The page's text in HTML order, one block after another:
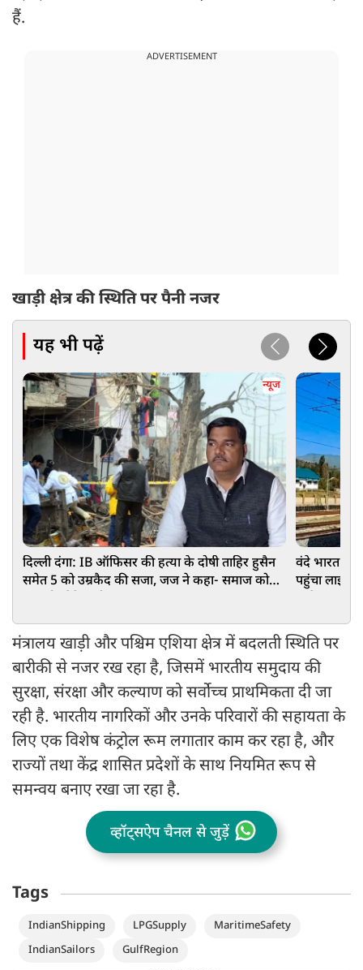
हैं.
ADVERTISEMENT
खाड़ी क्षेत्र की स्थिति पर पैनी नजर
यह भी पढ़ें
न्यूज
दिल्ली दंगा: IB ऑफिसर की हत्या के दोषी ताहिर हुसैन
समेत 5 को उम्रकैद की सजा, जज ने कहा- समाज को
वंदे भारत ने
पहुंचा लाइव
मंत्रालय खाड़ी और पश्चिम एशिया क्षेत्र में बदलती स्थिति पर
बारीकी से नजर रख रहा है, जिसमें भारतीय समुदाय की
सुरक्षा, संरक्षा और कल्याण को सर्वोच्च प्राथमिकता दी जा
रही है. भारतीय नागरिकों और उनके परिवारों की सहायता के
लिए एक विशेष कंट्रोल रूम लगातार काम कर रहा है, और
राज्यों तथा केंद्र शासित प्रदेशों के साथ नियमित रूप से
समन्वय बनाए रखा जा रहा है.
व्हॉट्सऐप चैनल से जुड़ें
Tags
IndianShipping LPGSupply
MaritimeSafety
IndianSailors
GulfRegion